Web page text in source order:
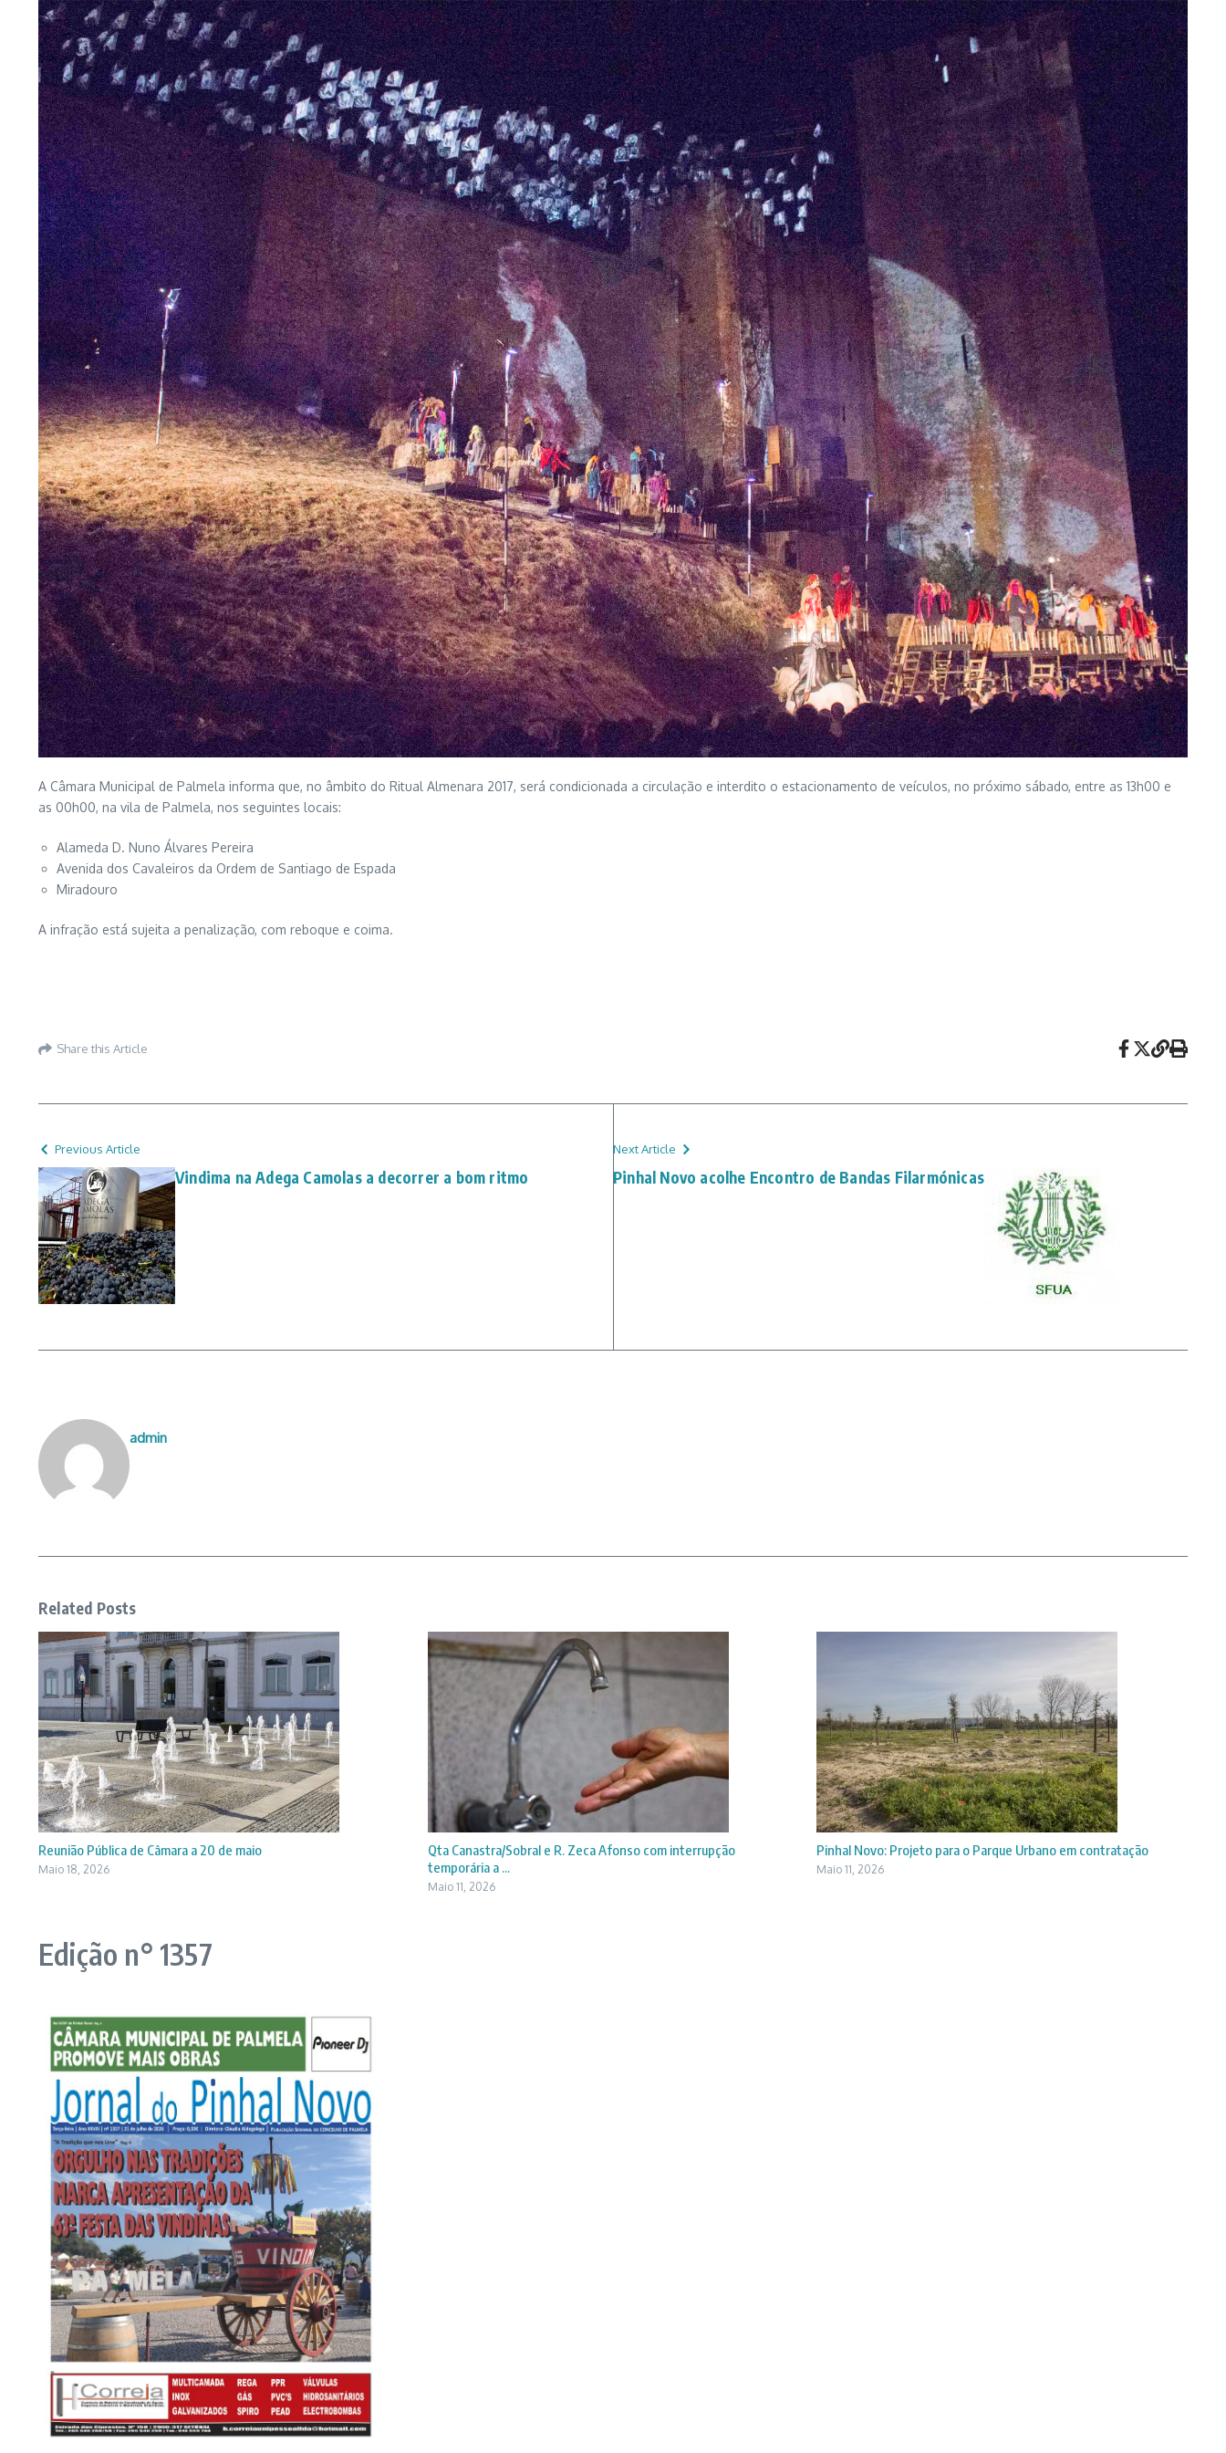
A Câmara Municipal de Palmela informa que, no âmbito do Ritual Almenara 2017, será condicionada a circulação e interdito o estacionamento de veículos, no próximo sábado, entre as 13h00 e
as 00h00, na vila de Palmela, nos seguintes locais:
Alameda D. Nuno Álvares Pereira
Avenida dos Cavaleiros da Ordem de Santiago de Espada
Miradouro
A infração está sujeita a penalização, com reboque e coima.
Share this Article
Previous Article
Vindima na Adega Camolas a decorrer a bom ritmo
Next Article
Pinhal Novo acolhe Encontro de Bandas Filarmónicas
admin
Related Posts
Reunião Pública de Câmara a 20 de maio
Maio 18, 2026
Qta Canastra/Sobral e R. Zeca Afonso com interrupção
temporária a ...
Maio 11, 2026
Pinhal Novo: Projeto para o Parque Urbano em contratação
Maio 11, 2026
Edição n° 1357